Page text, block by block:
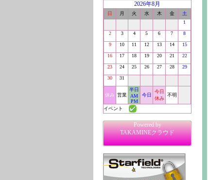
2026年8月
日 月 火 水 木 金
土
1
2 3 4 5 6 7 8
9 10 11 12 13 14 15
16 17 18 19 20 21 22
23 24 25 26 27 28 29
30 31
休み 営業
半日
AM
PM
今日
今日
休み
不明
イベント
Powered by
TAKAMINEクラウド